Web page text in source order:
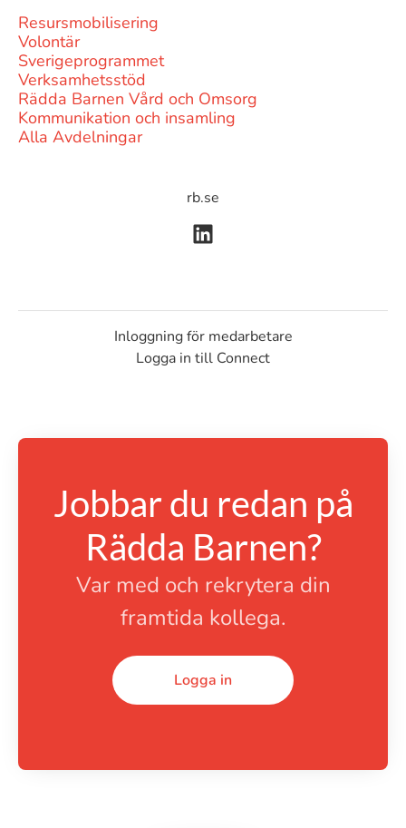
Resursmobilisering
Volontär
Sverigeprogrammet
Verksamhetsstöd
Rädda Barnen Vård och Omsorg
Kommunikation och insamling
Alla Avdelningar
rb.se
Inloggning för medarbetare
Logga in till Connect
Jobbar du redan på
Rädda Barnen?
Var med och rekrytera din
framtida kollega.
Logga in